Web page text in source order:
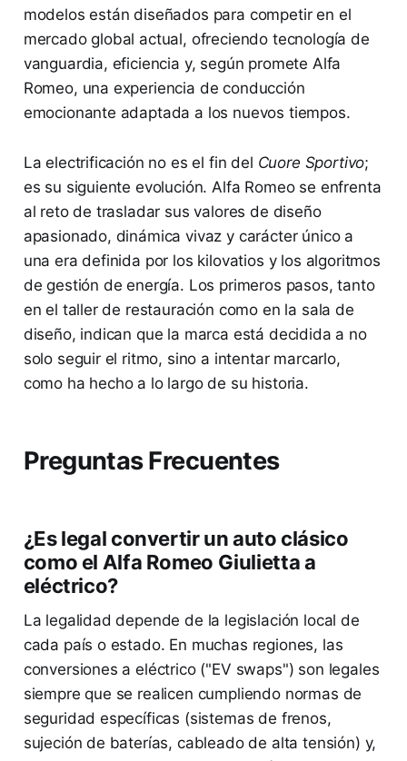
modelos están diseñados para competir en el
mercado global actual, ofreciendo tecnología de
vanguardia, eficiencia y, según promete Alfa
Romeo, una experiencia de conducción
emocionante adaptada a los nuevos tiempos.
La electrificación no es el fin del Cuore Sportivo;
es su siguiente evolución. Alfa Romeo se enfrenta
al reto de trasladar sus valores de diseño
apasionado, dinámica vivaz y carácter único a
una era definida por los kilovatios y los algoritmos
de gestión de energía. Los primeros pasos, tanto
en el taller de restauración como en la sala de
diseño, indican que la marca está decidida a no
solo seguir el ritmo, sino a intentar marcarlo,
como ha hecho a lo largo de su historia.
Preguntas Frecuentes
¿Es legal convertir un auto clásico
como el Alfa Romeo Giulietta a
eléctrico?
La legalidad depende de la legislación local de
cada país o estado. En muchas regiones, las
conversiones a eléctrico ("EV swaps") son legales
siempre que se realicen cumpliendo normas de
seguridad específicas (sistemas de frenos,
sujeción de baterías, cableado de alta tensión) y,